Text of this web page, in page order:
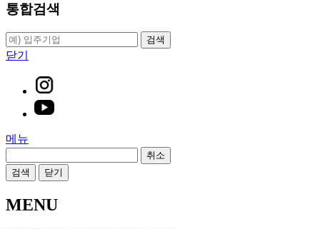
통합검색
검색
닫기
메뉴
취소
검색
닫기
MENU